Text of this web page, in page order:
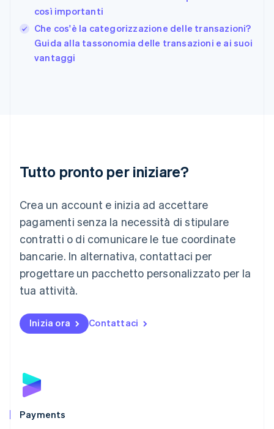
così importanti
Che cos'è la categorizzazione delle transazioni?
Guida alla tassonomia delle transazioni e ai suoi
vantaggi
Tutto pronto per iniziare?
Crea un account e inizia ad accettare
pagamenti senza la necessità di stipulare
contratti o di comunicare le tue coordinate
bancarie. In alternativa, contattaci per
progettare un pacchetto personalizzato per la
tua attività.
Inizia ora Contattaci
Payments
English
Grecia
English
India
English
Lituania
Lussemburgo
Deutsch English
Malaysia
English 简体中文
Malta
Messico
EspañolEnglish
English
Nuova Zelanda
Polonia
English
Português